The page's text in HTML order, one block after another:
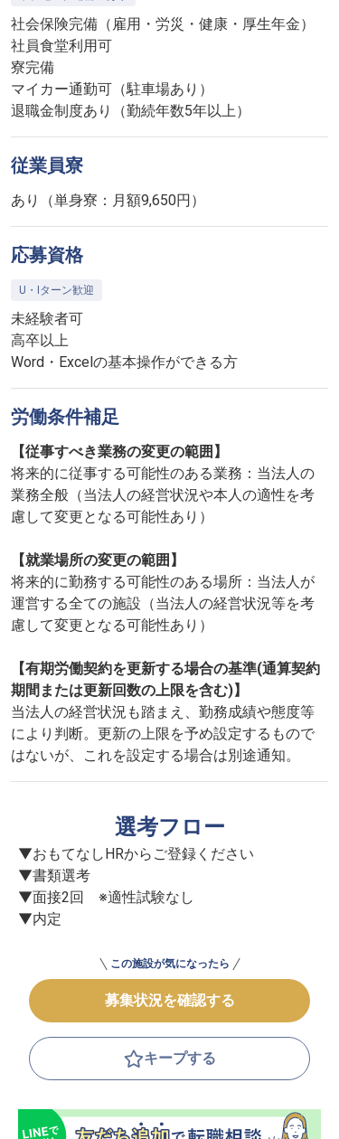
社会保険完備（雇用・労災・健康・厚生年金）
社員食堂利用可
寮完備
マイカー通勤可（駐車場あり）
退職金制度あり（勤続年数5年以上）
従業員寮
あり（単身寮：月額9,650円）
応募資格
U・Iターン歓迎
未経験者可
高卒以上
Word・Excelの基本操作ができる方
労働条件補足
【従事すべき業務の変更の範囲】
将来的に従事する可能性のある業務：当法人の
業務全般（当法人の経営状況や本人の適性を考
慮して変更となる可能性あり）
【就業場所の変更の範囲】
将来的に勤務する可能性のある場所：当法人が
運営する全ての施設（当法人の経営状況等を考
慮して変更となる可能性あり）
【有期労働契約を更新する場合の基準(通算契約
期間または更新回数の上限を含む)】
当法人の経営状況も踏まえ、勤務成績や態度等
により判断。更新の上限を予め設定するもので
はないが、これを設定する場合は別途通知。
選考フロー
▼おもてなしHRからご登録ください
▼書類選考
▼面接2回　※適性試験なし
▼内定
この施設が気になったら
募集状況を確認する
キープする